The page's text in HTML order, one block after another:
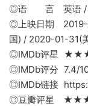
◎语 言 英语 /
◎上映日期 2019-
国) / 2020-01-31(
◎IMDb评星
◎IMDb评分 7.4/
◎IMDb链接
◎豆瓣评星